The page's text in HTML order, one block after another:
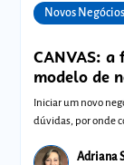
Novos Negócios
CANVAS:
modelo de
Iniciar um novo
dúvidas, por onde
Adriana